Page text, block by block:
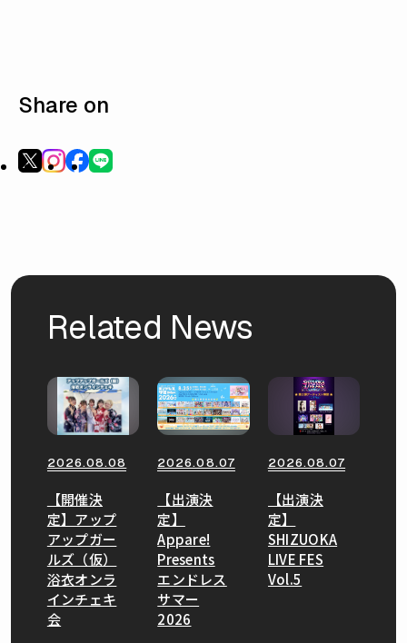
Share on
Related News
2026.08.08
【開催決
定】アップ
アップガー
ルズ（仮）
浴衣オンラ
インチェキ
会
2026.08.07
【出演決
定】
Appare!
Presents
エンドレス
サマー
2026
2026.08.07
【出演決
定】
SHIZUOKA
LIVE FES
Vol.5